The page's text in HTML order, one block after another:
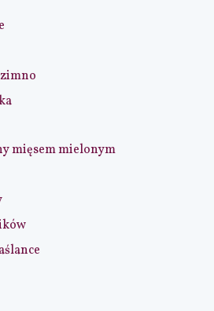
mięsem mielonym